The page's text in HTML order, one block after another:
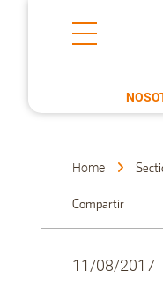
Home
Compartir
11/08/2017